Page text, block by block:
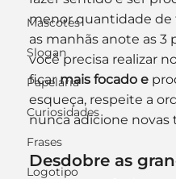
Mascotes
Slogan
Papelaria
Curiosidades
Frases
Logotipo
menor quantidade de
as manhãs anote as 3
você precisa realizar
ficar mais focado e
esqueça, respeite a
nunca adicione novas
Desdobre as